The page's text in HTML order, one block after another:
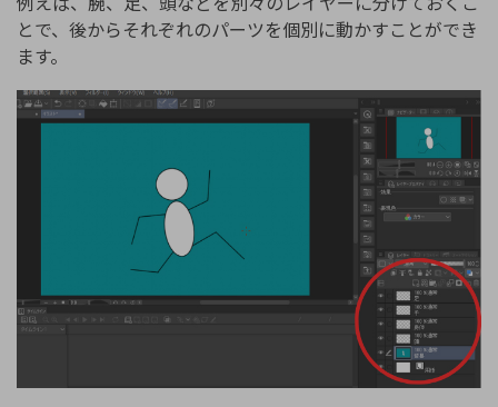
とで、後からそれぞれのパーツを個別に動かすことができ
ます。